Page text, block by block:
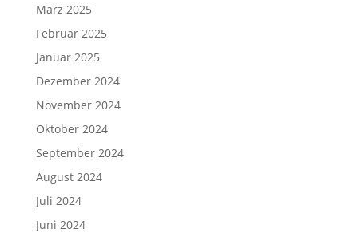
März 2025
Februar 2025
Januar 2025
Dezember 2024
November 2024
Oktober 2024
September 2024
August 2024
Juli 2024
Juni 2024